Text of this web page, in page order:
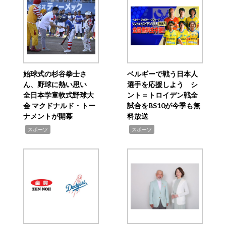
始球式の杉谷拳士さ
ん、野球に熱い思い
全日本学童軟式野球大
会 マクドナルド・トー
ナメントが開幕
スポーツ
ベルギーで戦う日本人
選手を応援しよう シ
ント＝トロイデン戦全
試合をBS10が今季も無
料放送
スポーツ